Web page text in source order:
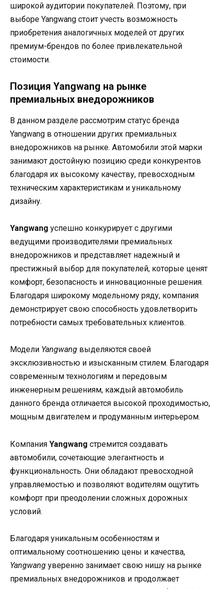
широкой аудитории покупателей. Поэтому, при
выборе Yangwang стоит учесть возможность
приобретения аналогичных моделей от других
премиум-брендов по более привлекательной
стоимости.
Позиция Yangwang на рынке
премиальных внедорожников
В данном разделе рассмотрим статус бренда
Yangwang в отношении других премиальных
внедорожников на рынке. Автомобили этой марки
занимают достойную позицию среди конкурентов
благодаря их высокому качеству, превосходным
техническим характеристикам и уникальному
дизайну.
Yangwang успешно конкурирует с другими
ведущими производителями премиальных
внедорожников и представляет надежный и
престижный выбор для покупателей, которые ценят
комфорт, безопасность и инновационные решения.
Благодаря широкому модельному ряду, компания
демонстрирует свою способность удовлетворить
потребности самых требовательных клиентов.
Модели Yangwang выделяются своей
эксклюзивностью и изысканным стилем. Благодаря
современным технологиям и передовым
инженерным решениям, каждый автомобиль
данного бренда отличается высокой проходимостью,
мощным двигателем и продуманным интерьером.
Компания Yangwang стремится создавать
автомобили, сочетающие элегантность и
функциональность. Они обладают превосходной
управляемостью и позволяют водителям ощутить
комфорт при преодолении сложных дорожных
условий.
Благодаря уникальным особенностям и
оптимальному соотношению цены и качества,
Yangwang уверенно занимает свою нишу на рынке
премиальных внедорожников и продолжает